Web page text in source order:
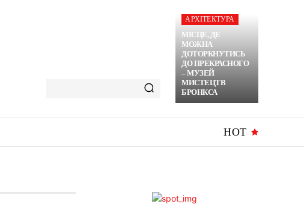
АРХІТЕКТУРА
МІСЦЕ, ДЕ
МОЖНА
ДОТОРКНУТИСЬ
ДО ПРЕКРАСНОГО
– МУЗЕЙ
МИСТЕЦТВ
БРОНКСА
HOT